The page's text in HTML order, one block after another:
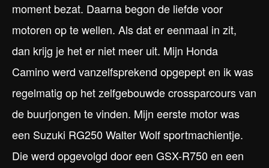
moment bezat. Daarna begon de liefde voor
motoren op te wellen. Als dat er eenmaal in zit,
dan krijg je het er niet meer uit. Mijn Honda
Camino werd vanzelfsprekend opgepept en ik was
regelmatig op het zelfgebouwde crossparcours van
de buurjongen te vinden. Mijn eerste motor was
een Suzuki RG250 Walter Wolf sportmachientje.
Die werd opgevolgd door een GSX-R750 en een